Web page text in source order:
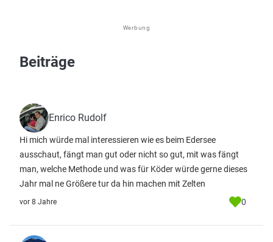
Werbung
Beiträge
Enrico Rudolf
Hi mich würde mal interessieren wie es beim Edersee
ausschaut, fängt man gut oder nicht so gut, mit was fängt
man, welche Methode und was für Köder würde gerne dieses
Jahr mal ne Größere tur da hin machen mit Zelten
vor 8 Jahre 0